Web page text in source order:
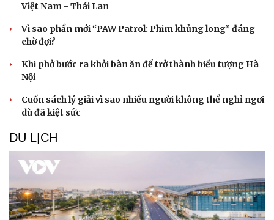
Việt Nam - Thái Lan
Vì sao phần mới “PAW Patrol: Phim khủng long” đáng
chờ đợi?
Khi phở bước ra khỏi bàn ăn để trở thành biểu tượng Hà
Nội
Cuốn sách lý giải vì sao nhiều người không thể nghỉ ngơi
dù đã kiệt sức
DU LỊCH